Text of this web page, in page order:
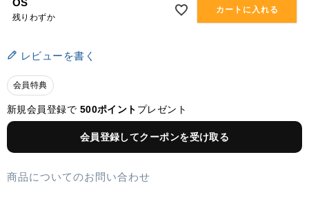
OS
残りわずか
カートに入れる
レビューを書く
会員特典
新規会員登録で 500ポイント プレゼント
会員登録してクーポンを受け取る
商品についてのお問い合わせ